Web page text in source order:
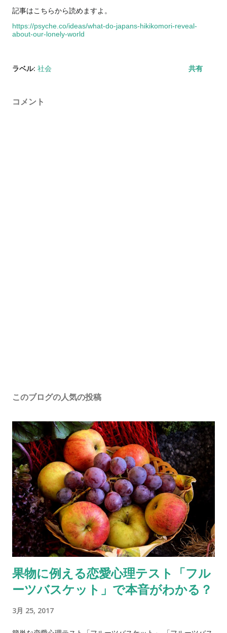
記事はこちらから読めますよ。
https://psyche.co/ideas/what-do-japans-hikikomori-reveal-
about-our-lonely-world
ラベル: 社会 共有
コメント
このブログの人気の投稿
果物に例える恋愛心理テスト「フル
ーツバスケット」で本音がわかる？
3月 25, 2017